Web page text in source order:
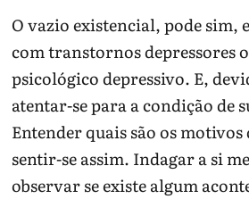
O vazio existencial, pode sim,
com transtornos depressores
psicológico depressivo. E,
atentar-se para a condição de
Entender quais são os motivos
sentir-se assim. Indagar a si
observar se existe algum